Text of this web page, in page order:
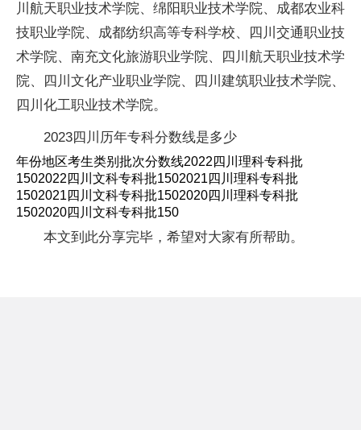
川航天职业技术学院、绵阳职业技术学院、成都农业科
技职业学院、成都纺织高等专科学校、四川交通职业技
术学院、南充文化旅游职业学院、四川航天职业技术学
院、四川文化产业职业学院、四川建筑职业技术学院、
四川化工职业技术学院。
2023四川历年专科分数线是多少
年份地区考生类别批次分数线2022四川理科专科批
1502022四川文科专科批1502021四川理科专科批
1502021四川文科专科批1502020四川理科专科批
1502020四川文科专科批150
本文到此分享完毕，希望对大家有所帮助。